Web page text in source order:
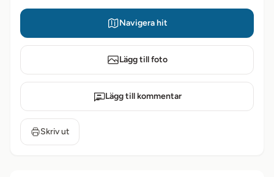
Navigera hit
Lägg till foto
Lägg till kommentar
Skriv ut